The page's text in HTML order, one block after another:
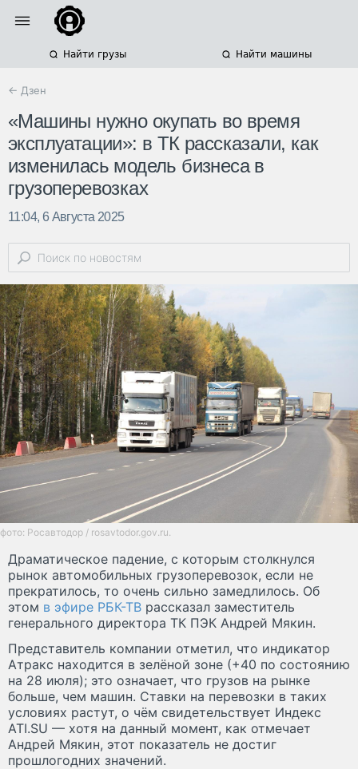
Найти грузы Найти машины
← Дзен
«Машины нужно окупать во время
эксплуатации»: в ТК рассказали, как
изменилась модель бизнеса в
грузоперевозках
11:04, 6 Августа 2025
фото: Росавтодор / rosavtodor.gov.ru.
Драматическое падение, с которым столкнулся
рынок автомобильных грузоперевозок, если не
прекратилось, то очень сильно замедлилось. Об
этом в эфире РБК-ТВ рассказал заместитель
генерального директора ТК ПЭК Андрей Мякин.
Представитель компании отметил, что индикатор
Атракс находится в зелёной зоне (+40 по состоянию
на 28 июля); это означает, что грузов на рынке
больше, чем машин. Ставки на перевозки в таких
условиях растут, о чём свидетельствует Индекс
ATI.SU — хотя на данный момент, как отмечает
Андрей Мякин, этот показатель не достиг
прошлогодних значений.